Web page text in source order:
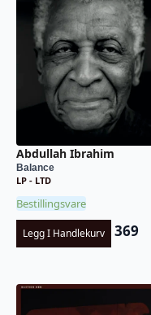
Abdullah Ibrahim
Balance
LP - LTD
Bestillingsvare
Legg I Handlekurv 369